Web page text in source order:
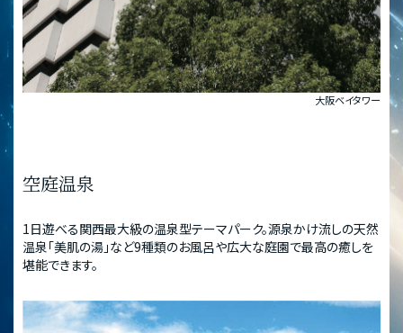
大阪ベイタワー
空庭温泉
1日遊べる関西最大級の温泉型テーマパーク。源泉かけ流しの天然
温泉「美肌の湯」など9種類のお風呂や広大な庭園で最高の癒しを
堪能できます。